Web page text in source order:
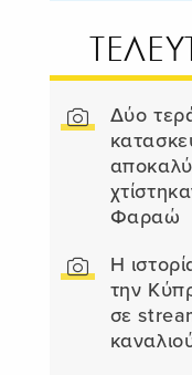
Δύο
Φαραώ
Η
την
σε